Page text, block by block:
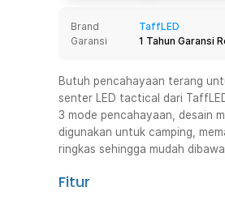
Toko
Toko
Pick n
Pick n
Brand
TaffLED
Garansi
1 Tahun Garansi
Butuh pencahayaan terang
senter LED tactical dari
3 mode pencahayaan, desain
digunakan untuk camping,
ringkas sehingga mudah
Fitur